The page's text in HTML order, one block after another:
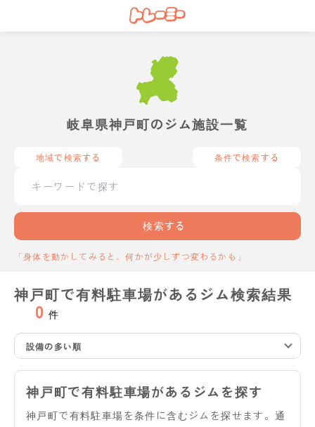
岐阜県神戸町のジム施設一覧
地域で検索する 条件で検索する
検索する
「身体を動かしてみると、何かが少しずつ変わるかも」
神戸町で有料駐車場があるジム検索結果
0 件
設備の多い順
神戸町で有料駐車場があるジムを探す
神戸町で有料駐車場を条件に含むジムを探せます。通